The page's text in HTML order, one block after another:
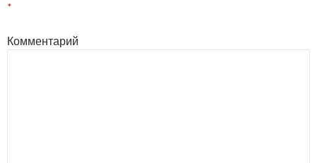
*
Комментарий